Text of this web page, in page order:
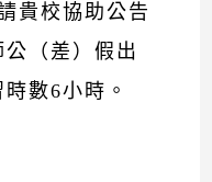
貴校協助公告
（差）假出
數6小時。